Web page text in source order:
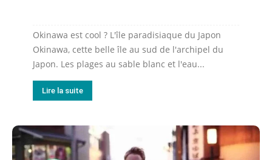
Okinawa est cool ? L'île paradisiaque du Japon
Okinawa, cette belle île au sud de l'archipel du
Japon. Les plages au sable blanc et l'eau...
Lire la suite